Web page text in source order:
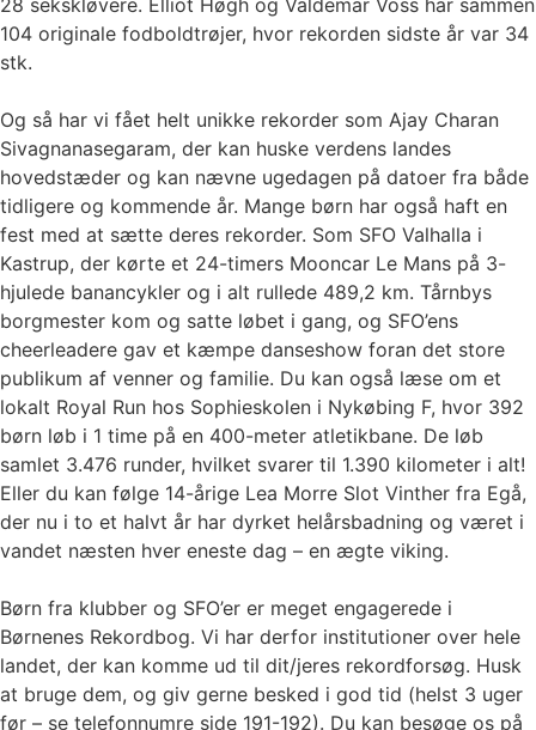
104 originale fodboldtrøjer, hvor rekorden sidste år var 34
stk.
Og så har vi fået helt unikke rekorder som Ajay Charan
Sivagnanasegaram, der kan huske verdens landes
hovedstæder og kan nævne ugedagen på datoer fra både
tidligere og kommende år. Mange børn har også haft en
fest med at sætte deres rekorder. Som SFO Valhalla i
Kastrup, der kørte et 24-timers Mooncar Le Mans på 3-
hjulede banancykler og i alt rullede 489,2 km. Tårnbys
borgmester kom og satte løbet i gang, og SFO’ens
cheerleadere gav et kæmpe danseshow foran det store
publikum af venner og familie. Du kan også læse om et
lokalt Royal Run hos Sophieskolen i Nykøbing F, hvor 392
børn løb i 1 time på en 400-meter atletikbane. De løb
samlet 3.476 runder, hvilket svarer til 1.390 kilometer i alt!
Eller du kan følge 14-årige Lea Morre Slot Vinther fra Egå,
der nu i to et halvt år har dyrket helårsbadning og været i
vandet næsten hver eneste dag – en ægte viking.
Børn fra klubber og SFO’er er meget engagerede i
Børnenes Rekordbog. Vi har derfor institutioner over hele
landet, der kan komme ud til dit/jeres rekordforsøg. Husk
at bruge dem, og giv gerne besked i god tid (helst 3 uger
før – se telefonnumre side 191-192). Du kan besøge os på